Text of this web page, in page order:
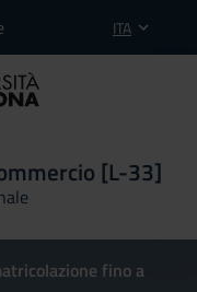
ITA
[L-33]
fino a